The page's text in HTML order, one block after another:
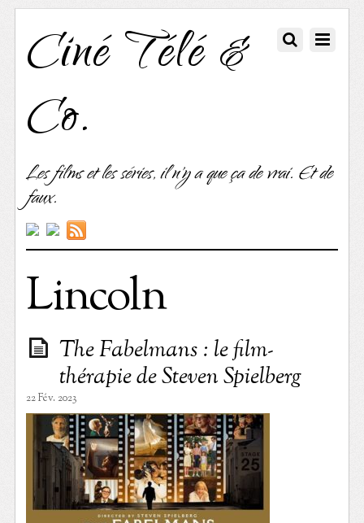
Ciné Télé &
Co.
Les films et les séries, il n'y a que ça de vrai. Et de
faux.
Lincoln
The Fabelmans : le film-
thérapie de Steven Spielberg
22 Fév. 2023